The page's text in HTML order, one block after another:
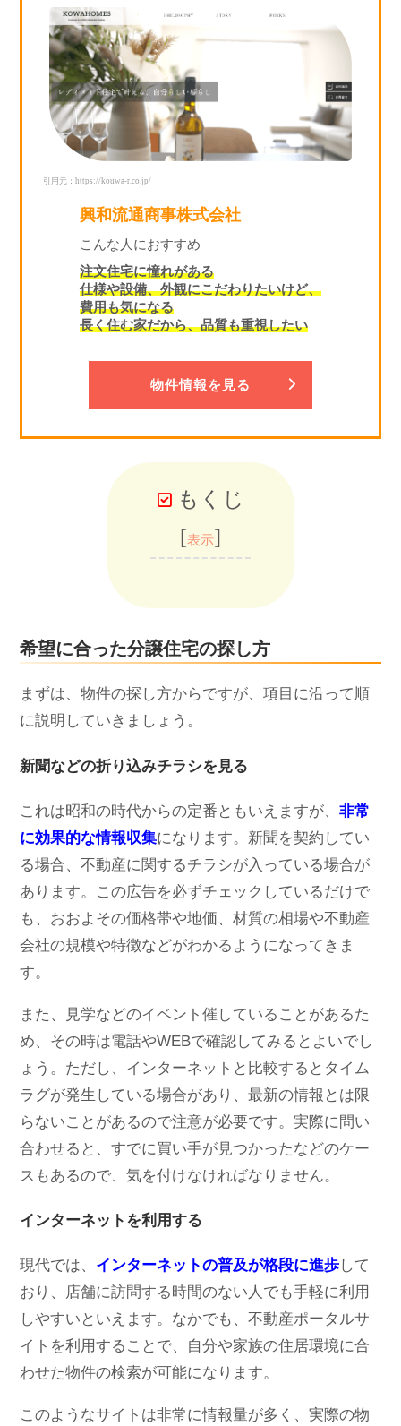
引用元：https://kouwa-r.co.jp/
興和流通商事株式会社
こんな人におすすめ
注文住宅に憧れがある
仕様や設備、外観にこだわりたいけど、
費用も気になる
長く住む家だから、品質も重視したい
物件情報を見る
もくじ
[表示]
希望に合った分譲住宅の探し方
まずは、物件の探し方からですが、項目に沿って順
に説明していきましょう。
新聞などの折り込みチラシを見る
これは昭和の時代からの定番ともいえますが、 非常
に効果的な情報収集になります。新聞を契約してい
る場合、不動産に関するチラシが入っている場合が
あります。この広告を必ずチェックしているだけで
も、おおよその価格帯や地価、材質の相場や不動産
会社の規模や特徴などがわかるようになってきま
す。
また、見学などのイベント催していることがあるた
め、その時は電話やWEBで確認してみるとよいでし
ょう。ただし、インターネットと比較するとタイム
ラグが発生している場合があり、最新の情報とは限
らないことがあるので注意が必要です。実際に問い
合わせると、すでに買い手が見つかったなどのケー
スもあるので、気を付けなければなりません。
インターネットを利用する
現代では、 インターネットの普及が格段に進歩して
おり、店舗に訪問する時間のない人でも手軽に利用
しやすいといえます。なかでも、不動産ポータルサ
イトを利用することで、自分や家族の住居環境に合
わせた物件の検索が可能になります。
このようなサイトは非常に情報量が多く、実際の物